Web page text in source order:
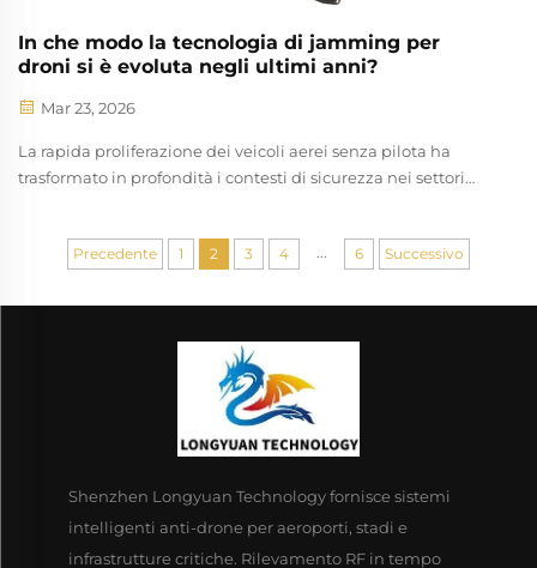
In che modo la tecnologia di jamming per
droni si è evoluta negli ultimi anni?
Mar 23, 2026
La rapida proliferazione dei veicoli aerei senza pilota ha
trasformato in profondità i contesti di sicurezza nei settori
parallelamente anche la sofisticatezza delle contromisure...
Precedente 1 2 3 4 6 Successivo
Shenzhen Longyuan Technology fornisce sistemi
intelligenti anti-drone per aeroporti, stadi e
infrastrutture critiche. Rilevamento RF in tempo